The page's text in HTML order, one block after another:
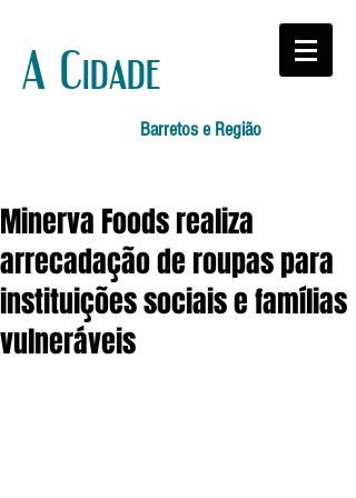
A Cidade
Barretos e Região
Minerva Foods realiza
arrecadação de roupas para
instituições sociais e famílias
vulneráveis